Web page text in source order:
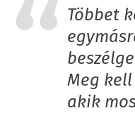
Többet
Meg
akik